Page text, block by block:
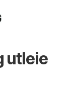
utleie